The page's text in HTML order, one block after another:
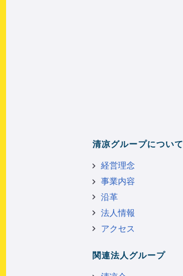
清凉グループについて
経営理念
事業内容
沿革
法人情報
アクセス
関連法人グループ